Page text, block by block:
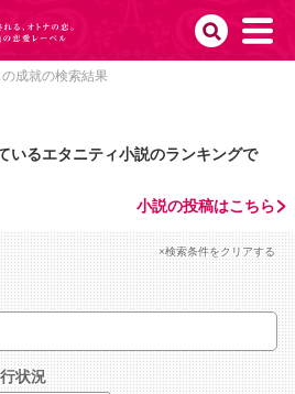
成就の検索結果
いるエタニティ小説のランキングで
小説の投稿はこちら
×検索条件をクリアする
状況